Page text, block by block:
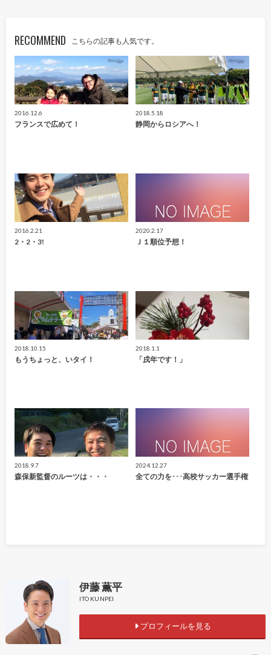
RECOMMEND こちらの記事も人気です。
2016.12.6
フランスで広めて！
2018.5.18
静岡からロシアへ！
2016.2.21
2・2・3!
2020.2.17
Ｊ１順位予想！
2018.10.15
もうちょっと、いタイ！
2018.1.1
「戌年です！」
2018.9.7
森保新監督のルーツは・・・
2024.12.27
全ての力を･･･高校サッカー選手権
伊藤 薫平
ITO KUNPEI
プロフィールを見る